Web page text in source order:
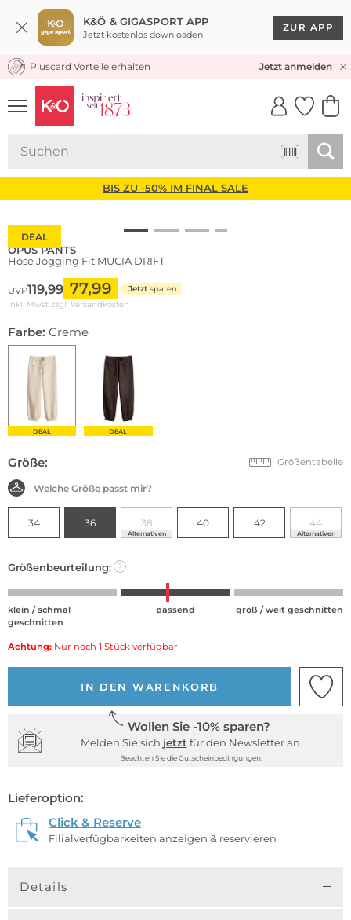
K&Ö & GIGASPORT APP
Jetzt kostenlos downloaden
ZUR APP
KOSTENLOSER VERSAND* & RÜCKVERSAND
Pluscard Vorteile erhalten Jetzt anmelden
UNSERE APP
CLICK &
BIS ZU -50% IM FINAL SALE
DEAL
OPUS PANTS
Hose Jogging Fit MUCIA DRIFT
UVP119,99 77,99 Jetzt sparen
inkl. Mwst zzgl. Versandkosten
Farbe: Creme
DEAL DEAL
Größe: Größentabelle
Welche Größe passt mir?
34 36 38
Alternativen
40 42 44
Alternativen
Größenbeurteilung: ?
klein / schmal
geschnitten
passend groß / weit geschnitten
Achtung: Nur noch 1 Stück verfügbar!
IN DEN WARENKORB
Wollen Sie -10% sparen?
Melden Sie sich jetzt für den Newsletter an.
Beachten Sie die Gutscheinbedingungen.
Lieferoption:
Click & Reserve
Filialverfügbarkeiten anzeigen & reservieren
Details